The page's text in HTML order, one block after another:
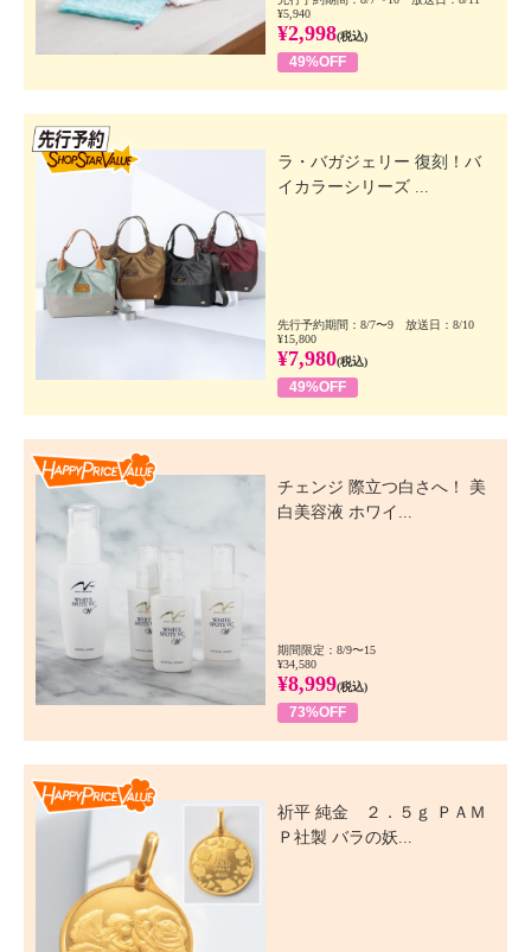
¥5,940
¥2,998(税込)
49%OFF
ラ・バガジェリー 復刻！バ
イカラーシリーズ ...
先行予約期間：8/7〜9 放送日：8/10
¥15,800
¥7,980(税込)
49%OFF
チェンジ 際立つ白さへ！ 美
白美容液 ホワイ...
期間限定：8/9〜15
¥34,580
¥8,999(税込)
73%OFF
祈平 純金 ２．５ｇ ＰＡＭ
Ｐ社製 バラの妖...